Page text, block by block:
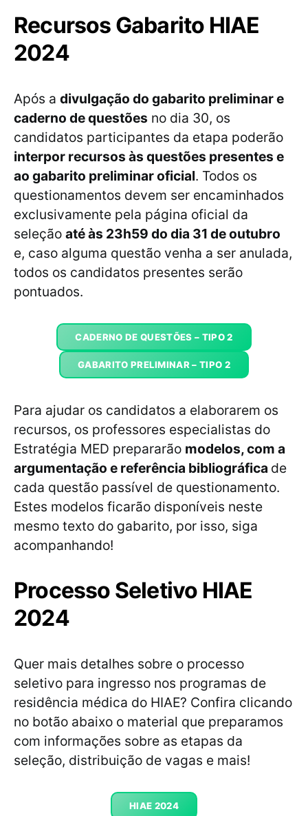
Recursos Gabarito HIAE
2024
Após a divulgação do gabarito preliminar e
caderno de questões no dia 30, os
candidatos participantes da etapa poderão
interpor recursos às questões presentes e
ao gabarito preliminar oficial. Todos os
questionamentos devem ser encaminhados
exclusivamente pela página oficial da
seleção até às 23h59 do dia 31 de outubro
e, caso alguma questão venha a ser anulada,
todos os candidatos presentes serão
pontuados.
CADERNO DE QUESTÕES – TIPO 2
GABARITO PRELIMINAR – TIPO 2
Para ajudar os candidatos a elaborarem os
recursos, os professores especialistas do
Estratégia MED prepararão modelos, com a
argumentação e referência bibliográfica de
cada questão passível de questionamento.
Estes modelos ficarão disponíveis neste
mesmo texto do gabarito, por isso, siga
acompanhando!
Processo Seletivo HIAE
2024
Quer mais detalhes sobre o processo
seletivo para ingresso nos programas de
residência médica do HIAE? Confira clicando
no botão abaixo o material que preparamos
com informações sobre as etapas da
seleção, distribuição de vagas e mais!
HIAE 2024